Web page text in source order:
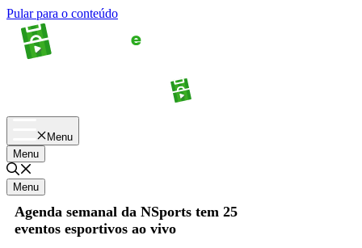
Pular para o conteúdo
Menu
Menu
Menu
Agenda semanal da NSports tem 25
eventos esportivos ao vivo